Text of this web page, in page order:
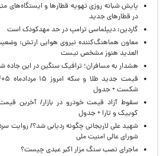
پایش شبانه روزی تهویه قطارها و ایستگاه‌های
در قطارهای جدید
گاردین: دیپلماسی ترامپ در حد مهدکودک است
معاون هماهنگ‌کننده نیروی هوایی ارتش:
العدید هنوز مشخص نیست
هشدار به مسافران؛ ترافیک سنگین در این جاده
شکست + جدول
سقوط آزاد قیمت خودرو در بازار/ آخرین قیمت
کوییک و تارا + جدول
شهید علی لاریجانی چگونه ردیابی شد؟/ روایت
شورای عالی امنیت ملی
ماجرای نصب سنگ مزار اکبر عبدی چیست؟